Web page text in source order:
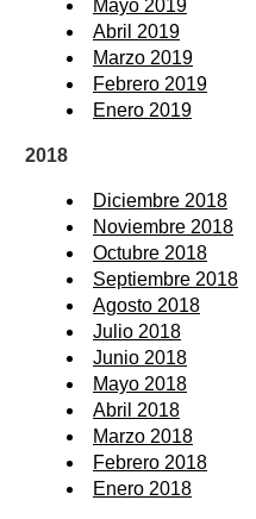
Mayo 2019
Abril 2019
Marzo 2019
Febrero 2019
Enero 2019
2018
Diciembre 2018
Noviembre 2018
Octubre 2018
Septiembre 2018
Agosto 2018
Julio 2018
Junio 2018
Mayo 2018
Abril 2018
Marzo 2018
Febrero 2018
Enero 2018